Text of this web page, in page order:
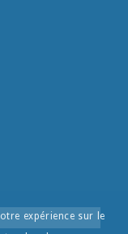
expérience sur le